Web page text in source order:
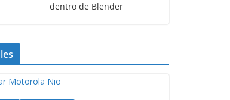
dentro de Blender